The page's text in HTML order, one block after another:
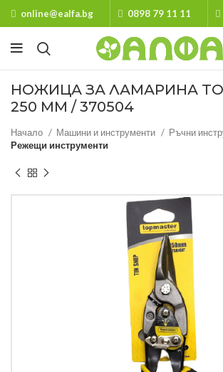
online@ealfa.bg 0898 79 11 11
НОЖИЦА ЗА ЛАМАРИНА
250 MM / 370504
Начало Машини и инструменти
Ръчни
Режещи инструменти